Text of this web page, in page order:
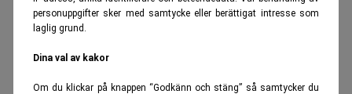
personuppgifter sker med samtycke eller berättigat intresse som
laglig grund.
Dina val av kakor
Om du klickar på knappen “Godkänn och stäng” så samtycker du